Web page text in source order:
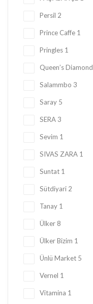
Persil 2
Prince Caffe 1
Pringles 1
Queen’s Diamond
Salammbo 3
Saray 5
SERA 3
Sevim 1
SIVAS ZARA 1
Suntat 1
Sütdiyari 2
Tanay 1
Ülker 8
Ülker Bizim 1
Ünlü Market 5
Vernel 1
Vitamina 1